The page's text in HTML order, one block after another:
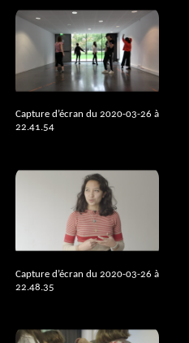
Capture d’écran du 2020-03-26 à
22.41.54
Capture d’écran du 2020-03-26 à
22.48.35